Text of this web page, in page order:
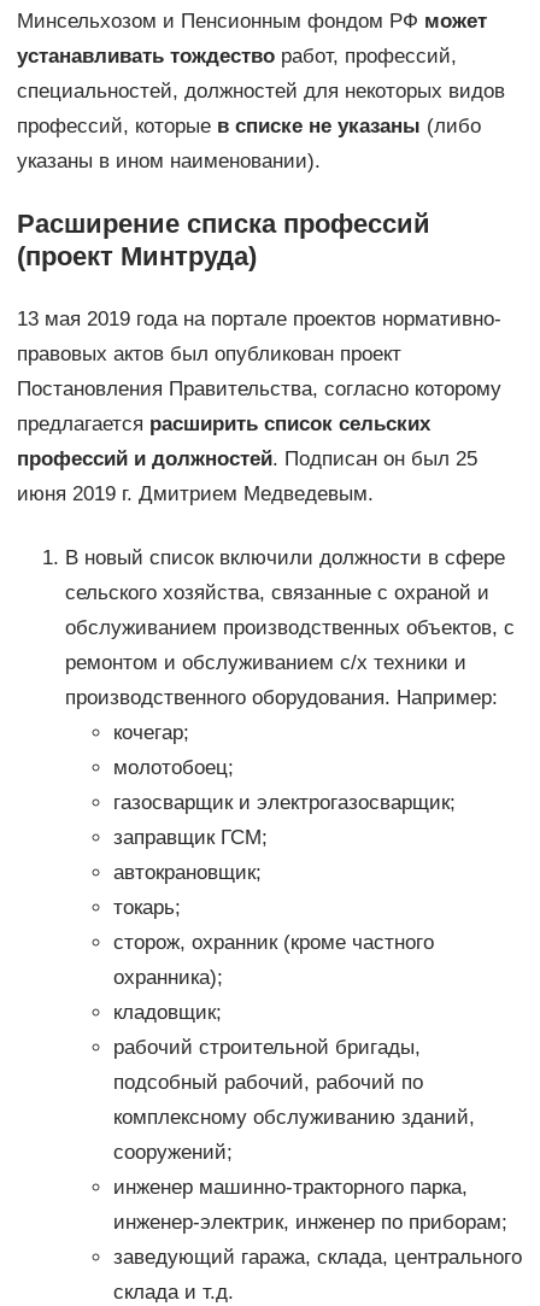
Минсельхозом и Пенсионным фондом РФ может
устанавливать тождестворабот, профессий,
специальностей, должностей для некоторых видов
профессий, которые в списке не указаны (либо
указаны в ином наименовании).
Расширение списка профессий
(проект Минтруда)
13 мая 2019 года на портале проектов нормативно-
правовых актов был опубликован проект
Постановления Правительства, согласно которому
предлагается расширить список сельских
профессий и должностей. Подписан он был 25
июня 2019 г. Дмитрием Медведевым.
В новый список включили должности в сфере
сельского хозяйства, связанные с охраной и
обслуживанием производственных объектов, с
ремонтом и обслуживанием с/х техники и
производственного оборудования. Например:
кочегар;
молотобоец;
газосварщик и электрогазосварщик;
заправщик ГСМ;
автокрановщик;
токарь;
сторож, охранник (кроме частного
охранника);
кладовщик;
рабочий строительной бригады,
подсобный рабочий, рабочий по
комплексному обслуживанию зданий,
сооружений;
инженер машинно-тракторного парка,
инженер-электрик, инженер по приборам;
заведующий гаража, склада, центрального
склада и т.д.